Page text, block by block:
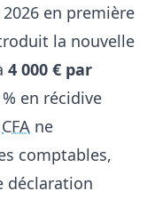
en première
la nouvelle
4 000 € par
en récidive
CFA ne
comptables,
déclaration